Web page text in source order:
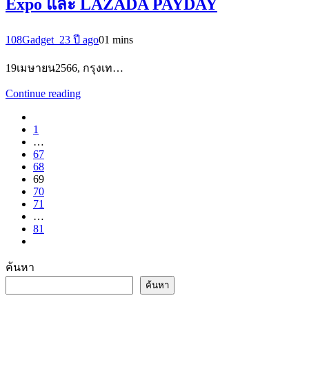
Expo และ LAZADA PAYDAY
108Gadget_23 ปี ago01 mins
19เมษายน2566, กรุงเท…
Continue reading
1
…
67
68
69
70
71
…
81
ค้นหา
ค้นหา